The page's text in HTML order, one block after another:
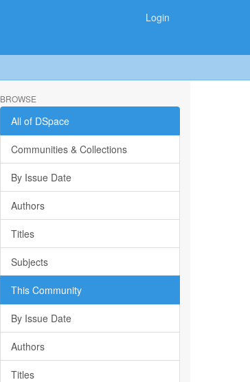
Login
BROWSE
All of DSpace
Communities & Collections
By Issue Date
Authors
Titles
Subjects
This Community
By Issue Date
Authors
Titles